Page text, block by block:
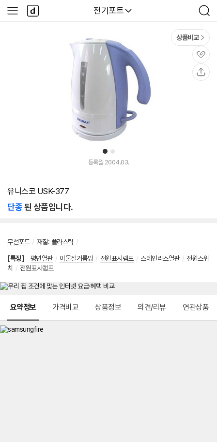
다나와
전기포트
검
색
사
이
다
나
와
1 2
상품비교
관
심
등록월 2004.03.
유니스코 USK-377
단종된 상품입니다.
무선포트 / 재질: 플라스틱 /
[특징] 평면열판 / 이물질거름망 / 전원표시램프 / 스테인리스열판 / 전원스위
치
/ 전원표시램프
요약정보 가격비교 상품정보 의견/리뷰 연관상품